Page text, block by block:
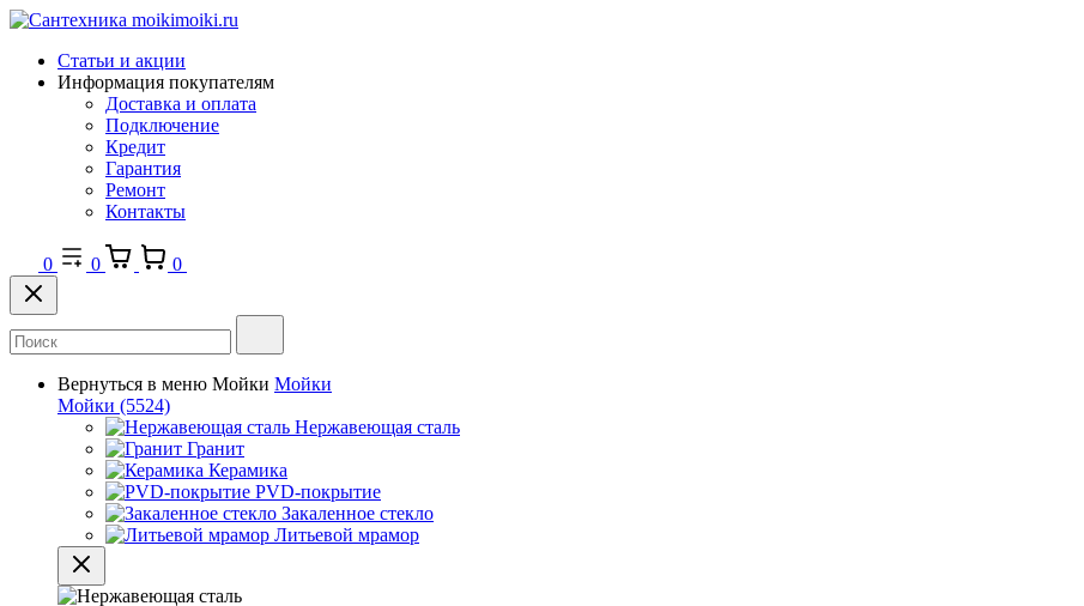
Статьи и акции
Информация покупателям
Доставка и оплата
Подключение
Кредит
Гарантия
Ремонт
Контакты
0 0 0
Вернуться в меню Мойки Мойки
Мойки (5524)
Нержавеющая сталь
Гранит
Керамика
PVD-покрытие
Закаленное стекло
Литьевой мрамор